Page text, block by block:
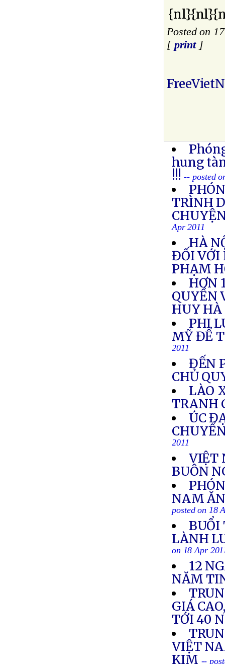
Posted on
[ print]
hung
!!!-- posted
TRÌNH
Apr 2011
HÀ
ĐỐI VỚI
PHẠM
HƠN
QUYỀN
HUY HÀ
PHI
MỸ ĐỂ
2011
ĐẾN
CHỦ
LÀO
TRANH
ÚC
2011
VIỆT
BUÔN
NAM
posted on 18
BUỔI
LÀNH
on 18 Apr
12
NĂM
GIÁ
TỚI 40
VIỆT
KIM --